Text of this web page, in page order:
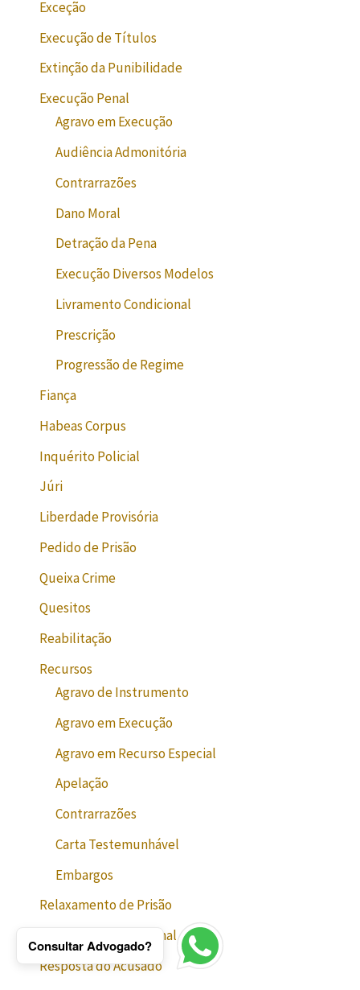
Exceção
Execução de Títulos
Extinção da Punibilidade
Execução Penal
Agravo em Execução
Audiência Admonitória
Contrarrazões
Dano Moral
Detração da Pena
Execução Diversos Modelos
Livramento Condicional
Prescrição
Progressão de Regime
Fiança
Habeas Corpus
Inquérito Policial
Júri
Liberdade Provisória
Pedido de Prisão
Queixa Crime
Quesitos
Reabilitação
Recursos
Agravo de Instrumento
Agravo em Execução
Agravo em Recurso Especial
Apelação
Contrarrazões
Carta Testemunhável
Embargos
Relaxamento de Prisão
Representação Criminal
Resposta do Acusado
Consultar Advogado?